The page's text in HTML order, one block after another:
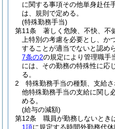
に関する事項その他単身赴任
は、規則で定める。
(特殊勤務手当)
第11条
著しく危険、不快、不
上特別の考慮を必要とし、
することが適当でないと認め
7条の2の規定により管理職手
には、その勤務の特殊性に応
る。
2
特殊勤務手当の種類、支給
他特殊勤務手当の支給に関し
める。
(給与の減額)
第12条
職員が勤務しないとき
1項に規定する時間外勤務代休